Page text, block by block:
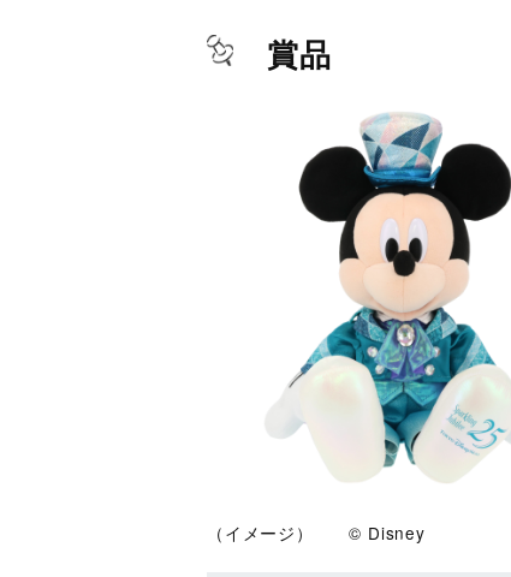
賞品
（イメージ） © Disney